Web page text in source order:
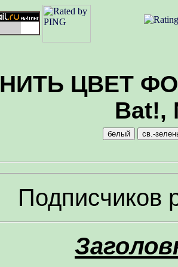
ЦВЕТ
Bat!,
Подписчиков